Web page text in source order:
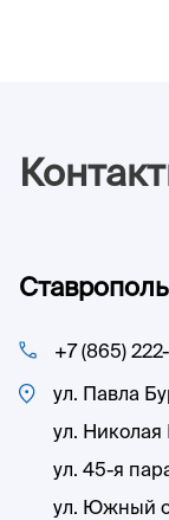
Ставрополь
+7 (865)
ул. Павла
ул. Николая
ул. 45-я
ул. Южный